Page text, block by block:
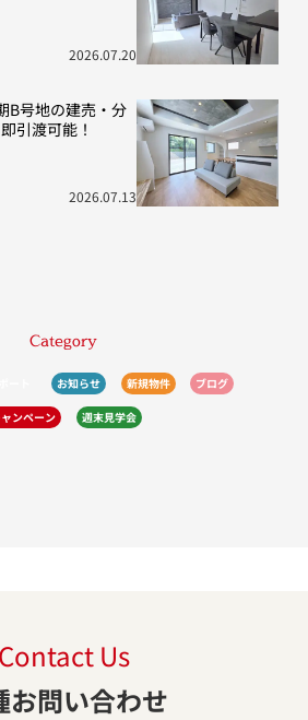
2026.07.20
B号地の建売・分
引渡可能！
2026.07.13
Category
お知らせ 新規物件 ブログ
ンペーン 週末見学会
Contact Us
お問い合わせ